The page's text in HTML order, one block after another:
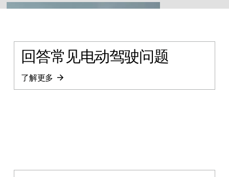
回答常见电动驾驶问题
了解更多